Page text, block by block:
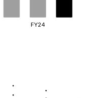
FY24